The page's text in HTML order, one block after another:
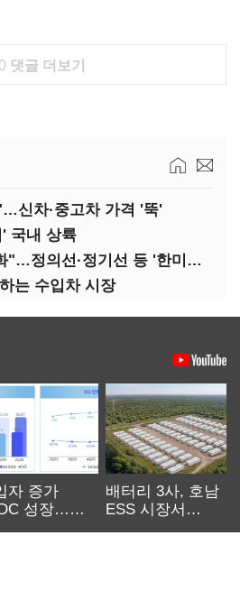
댓글 더보기
신차·중고차 가격 '뚝'
국내 상륙
"3국 경제 협력 강화"…정의선·정기선 등 '한미일 경제대화' 참석
는 수입차 시장
자 증가
성장…
배터리 3사, 호남
ESS 시장서